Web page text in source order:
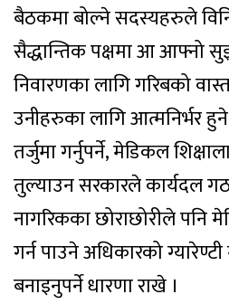
बैठकमा बोल्ने सदस्यहरुले
सैद्धान्तिक पक्षमा आ आफ्नो
निवारणका लागि गरिबको
उनीहरुका लागि आत्मनिर्भर
तर्जुमा गर्नुपर्ने, मेडिकल
तुल्याउन सरकारले कार्यदल
नागरिकका छोराछोरीले पनि
गर्न पाउने अधिकारको
बनाइनुपर्ने धारणा राखे ।